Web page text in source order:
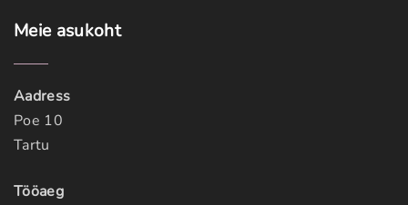
Meie asukoht
Aadress
Poe 10
Tartu
Tööaeg